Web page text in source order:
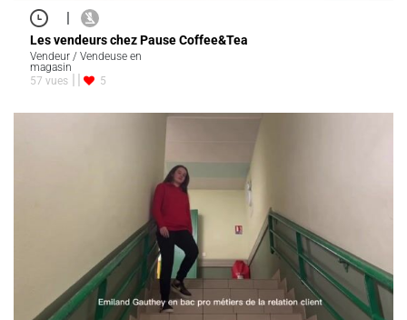
|
Les vendeurs chez Pause Coffee&Tea
Vendeur / Vendeuse en
magasin
57 vues
5